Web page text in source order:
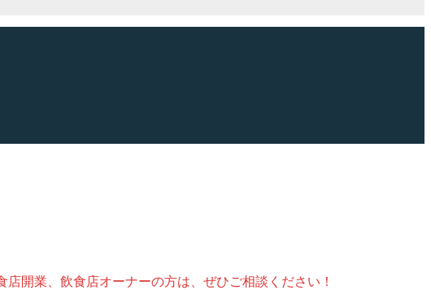
開業、飲食店オーナーの方は、ぜひご相談ください！